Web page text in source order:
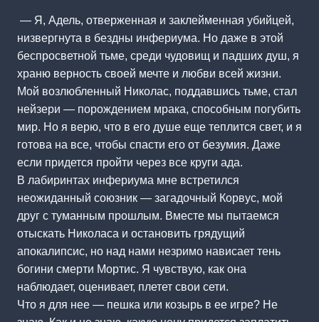
— Я, Адель, отверженная и заклейменная убийцей,
низвергнута в бездны инфериума. Но даже в этой
беспросветной тьме, среди чудовищ и падших душ, я
храню верность своей мечте и любви всей жизни.
Мой возлюбленный Николас, поддавшись тьме, стал
нейзери — порождением мрака, способным погубить
мир. Но я верю, что в его душе еще теплится свет, и я
готова на все, чтобы спасти его от безумия. Даже
если придется пройти через все круги ада.
В лабиринтах инфериума мне встретился
неожиданный союзник — загадочный Корвус, мой
друг с туманным прошлым. Вместе мы пытаемся
отыскать Николаса и остановить грядущий
апокалипсис, но над нами незримо нависает тень
богини смерти Мортис. Я чувствую, как она
наблюдает, оценивает, плетет свои сети.
Что я для нее — пешка или козырь в ее игре? Не